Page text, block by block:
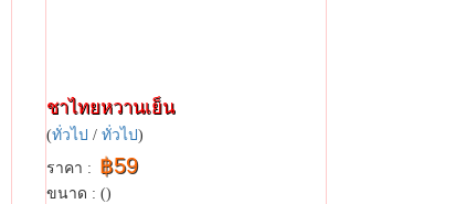
ชาไทยหวานเย็น​
(ทั่วไป / ทั่วไป)
ราคา : ฿59
ขนาด : ()